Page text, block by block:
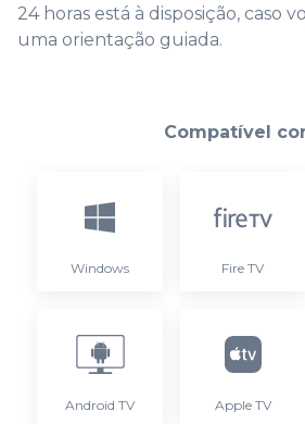
24 horas está à disposição, caso
uma orientação guiada.
Compatível
Windows Fire TV
Android TV Apple TV